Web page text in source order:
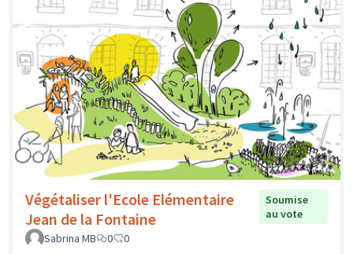
Végétaliser l'Ecole Elémentaire
Jean de la Fontaine
Soumise
au vote
Sabrina MB
0 0